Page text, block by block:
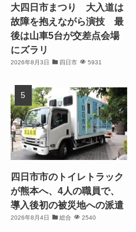
大四日市まつり 大入道は
故障を抱えながら演技 最
後は山車5台が交差点会場
にズラリ
2026年8月3日 四日市 5931
四日市市のトイレトラック
が熊本へ、4人の職員で、
導入後初の被災地への派遣
2026年8月4日 総合 2540